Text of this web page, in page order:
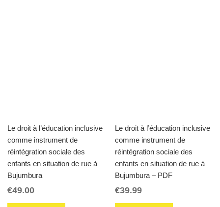
Le droit à l’éducation inclusive
comme instrument de
réintégration sociale des
enfants en situation de rue à
Bujumbura
€49.00
Le droit à l’éducation inclusive
comme instrument de
réintégration sociale des
enfants en situation de rue à
Bujumbura – PDF
€39.99